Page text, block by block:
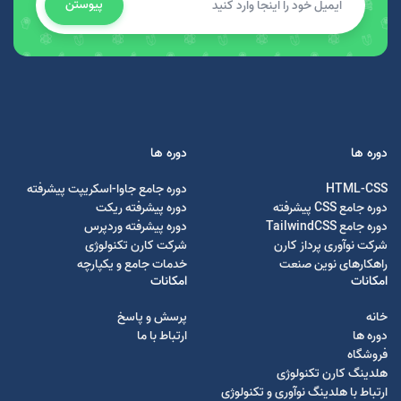
پیوستن
دوره ها
HTML-CSS
دوره جامع CSS پیشرفته
دوره جامع TailwindCSS
شرکت نوآوری پرداز کارن
راهکارهای نوین صنعت
دوره ها
دوره جامع جاوا-اسکریپت پیشرفته
دوره پیشرفته ریکت
دوره پیشرفته وردپرس
شرکت کارن تکنولوژی
خدمات جامع و یکپارچه
امکانات
خانه
دوره ها
فروشگاه
هلدینگ کارن تکنولوژی
ارتباط با هلدینگ نوآوری و تکنولوژی
امکانات
پرسش و پاسخ
ارتباط با ما